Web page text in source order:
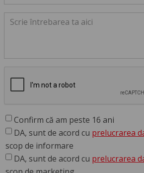
Confirm că am peste 16 ani
DA, sunt de acord cu prelucrarea
scop de informare
DA, sunt de acord cu prelucrarea